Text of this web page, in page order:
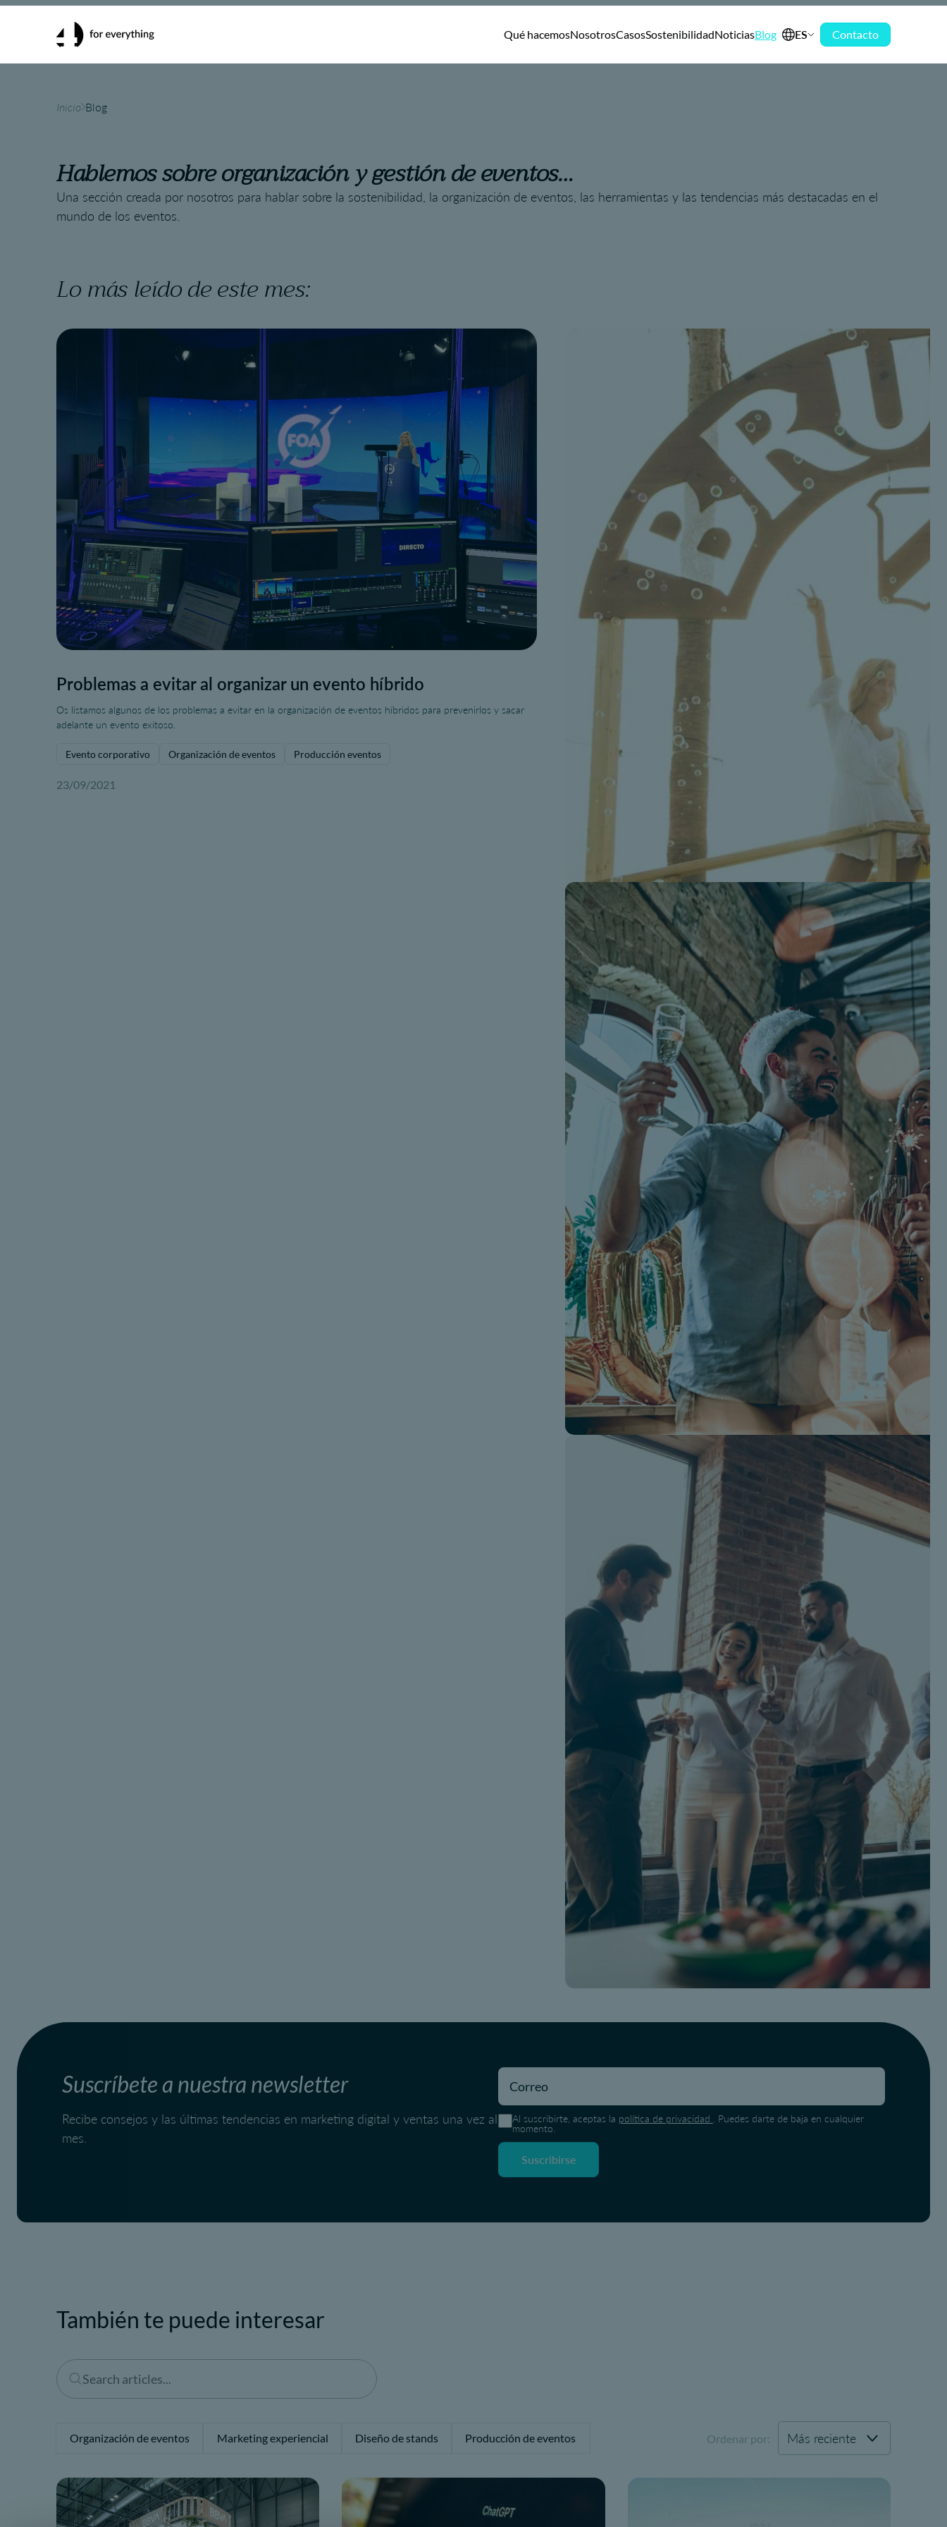
Qué hacemosNosotrosCasosSostenibilidadNoticiasBlog ES Contacto
Inicio Blog
Hablemos sobre organización y gestión de eventos…
Una sección creada por nosotros para hablar sobre la sostenibilidad, la organización de eventos, las herramientas y las tendencias más destacadas en el
mundo de los eventos.
Lo más leído de este mes:
Problemas a evitar al organizar un evento híbrido
Os listamos algunos de los problemas a evitar en la organización de eventos híbridos para prevenirlos y sacar
adelante un evento exitoso.
Evento corporativo Organización de eventos Producción eventos
23/09/2021
Suscríbete a nuestra newsletter
Recibe consejos y las últimas tendencias en marketing digital y ventas una vez al
mes.
Al suscribirte, aceptas la política de privacidad
. Puedes darte de baja en cualquier
momento.
Suscribirse
También te puede interesar
Organización de eventos Marketing experiencial Diseño de stands Producción de eventos Ordenar por: